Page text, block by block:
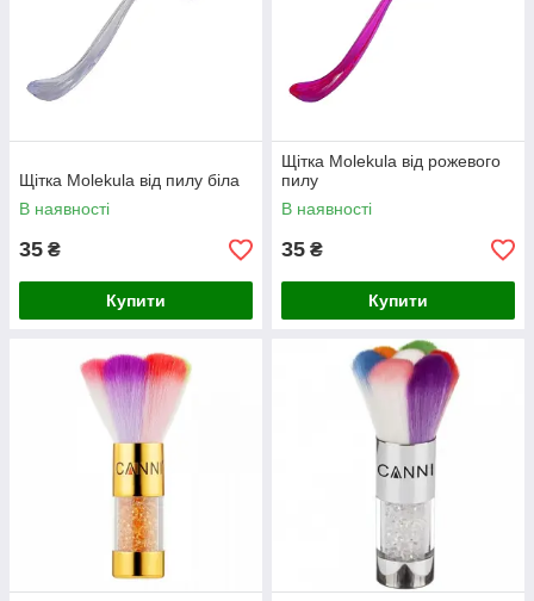
Щітка Molekula від пилу біла
В наявності
35 ₴
Купити
Щітка Molekula від рожевого
пилу
В наявності
35 ₴
Купити